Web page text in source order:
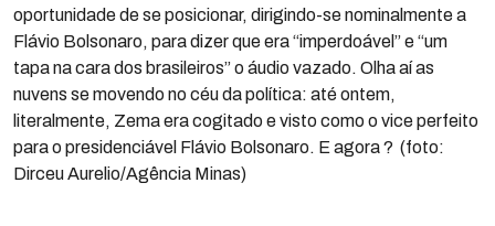
oportunidade de se posicionar, dirigindo-se nominalmente a
Flávio Bolsonaro, para dizer que era “imperdoável” e “um
tapa na cara dos brasileiros” o áudio vazado. Olha aí as
nuvens se movendo no céu da política: até ontem,
literalmente, Zema era cogitado e visto como o vice perfeito
para o presidenciável Flávio Bolsonaro. E agora ? (foto:
Dirceu Aurelio/Agência Minas)